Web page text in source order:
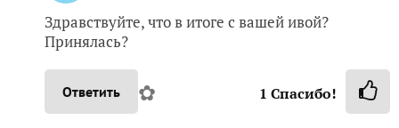
Здравствуйте, что в итоге с вашей ивой?
Принялась?
Ответить ✿ 1 Спасибо!